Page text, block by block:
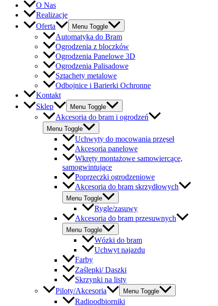
O Nas
Realizacje
Oferta
Menu Toggle
Automatyka do Bram
Ogrodzenia z bloczków
Ogrodzenia Panelowe 3D
Ogrodzenia Palisadowe
Sztachety metalowe
Odbojnice i Barierki Ochronne
Kontakt
Sklep
Menu Toggle
Akcesoria do bram i ogrodzeń
Menu Toggle
Uchwyty do mocowania przęseł
Akcesoria panelowe
Wkręty montażowe samowiercące,
samogwintujące
Poprzeczki ogrodzeniowe
Akcesoria do bram skrzydłowych
Menu Toggle
Rygle/zasuwy
Akcesoria do bram przesuwnych
Menu Toggle
Wózki do bram
Uchwyt najazdu
Farby
Zaślepki/ Daszki
Skrzynki na listy
Piloty/Akcesoria
Menu Toggle
Radioodbiorniki